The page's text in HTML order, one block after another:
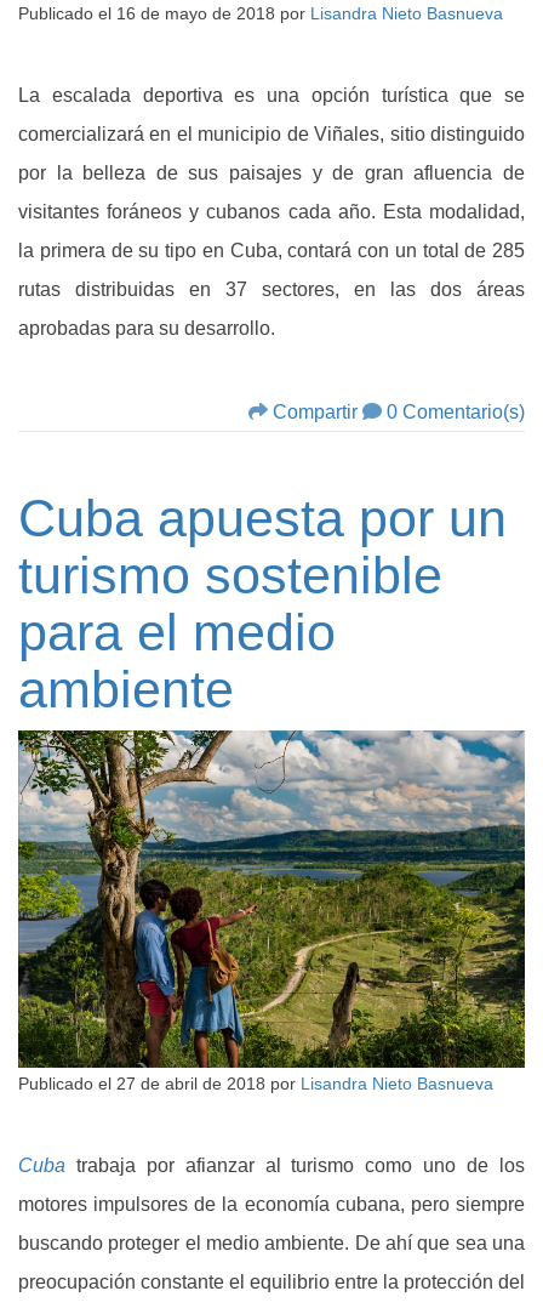
Publicado el 16 de mayo de 2018 por Lisandra Nieto Basnueva
La escalada deportiva es una opción turística que se
comercializará en el municipio de Viñales, sitio distinguido
por la belleza de sus paisajes y de gran afluencia de
visitantes foráneos y cubanos cada año. Esta modalidad,
la primera de su tipo en Cuba, contará con un total de 285
rutas distribuidas en 37 sectores, en las dos áreas
aprobadas para su desarrollo.
Compartir 0 Comentario(s)
Cuba apuesta por un
turismo sostenible
para el medio
ambiente
Publicado el 27 de abril de 2018 por Lisandra Nieto Basnueva
Cuba trabaja por afianzar al turismo como uno de los
motores impulsores de la economía cubana, pero siempre
buscando proteger el medio ambiente. De ahí que sea una
preocupación constante el equilibrio entre la protección del